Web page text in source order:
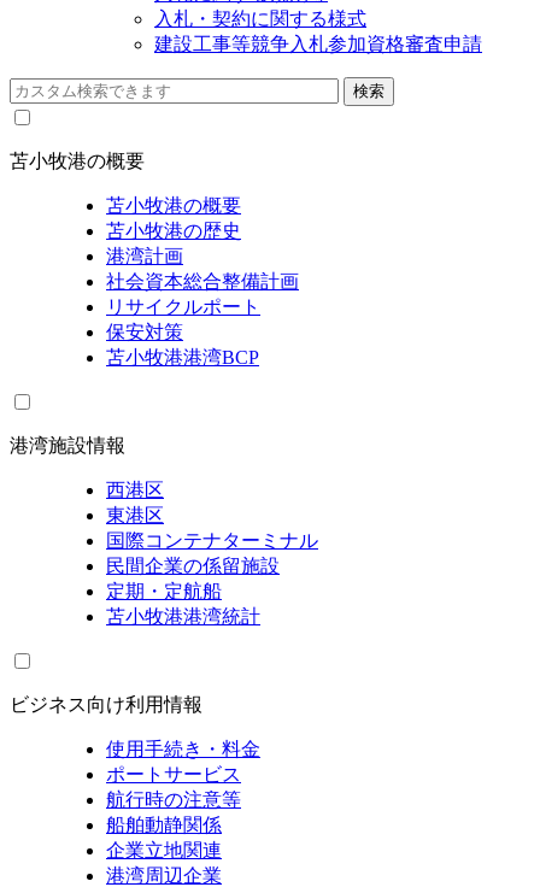
入札・契約に関する様式
建設工事等競争入札参加資格審査申請
苫小牧港の概要
苫小牧港の概要
苫小牧港の歴史
港湾計画
社会資本総合整備計画
リサイクルポート
保安対策
苫小牧港港湾BCP
港湾施設情報
西港区
東港区
国際コンテナターミナル
民間企業の係留施設
定期・定航船
苫小牧港港湾統計
ビジネス向け利用情報
使用手続き・料金
ポートサービス
航行時の注意等
船舶動静関係
企業立地関連
港湾周辺企業